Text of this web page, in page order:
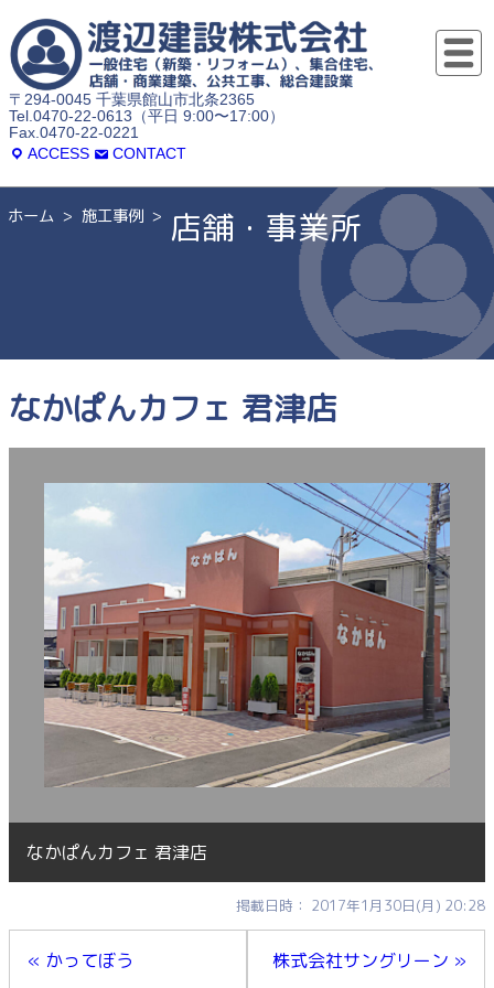
〒294-0045 千葉県館山市北条2365
Tel.0470-22-0613（平日 9:00〜17:00）
Fax.0470-22-0221
ACCESS
CONTACT
ホーム 施工事例 店舗・事業所
なかぱんカフェ 君津店
なかぱんカフェ 君津店
掲載日時： 2017年1月30日(月) 20:28
« かってぼう 株式会社サングリーン »